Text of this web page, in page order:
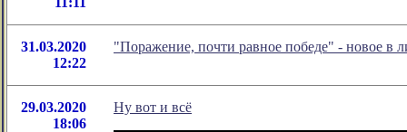
31.03.2020
12:22
"Поражение, почти равное победе" - новое в
29.03.2020
18:06
Ну вот и всё